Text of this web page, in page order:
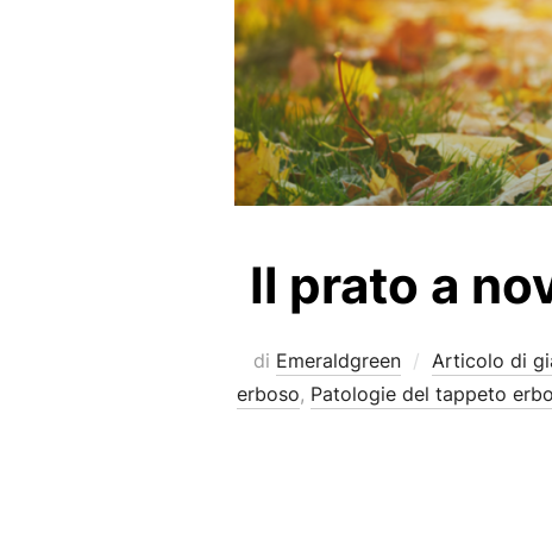
Il prato a
di Emeraldgreen Articolo di
erboso, Patologie del tappeto